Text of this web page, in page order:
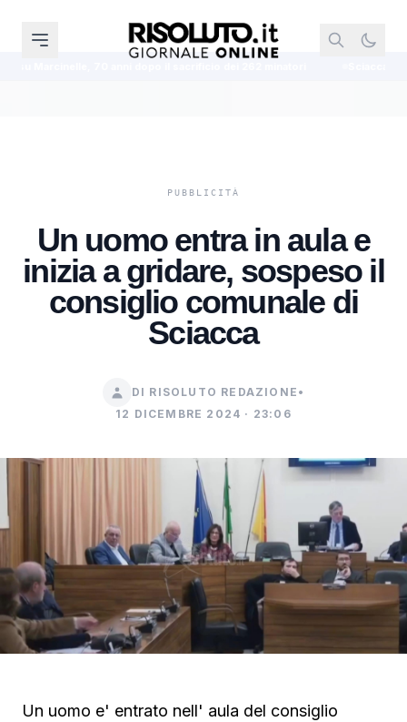
Un uomo entra in aula e
inizia a gridare, sospeso il
consiglio comunale di
Sciacca
DI RISOLUTO REDAZIONE •
12 DICEMBRE 2024 · 23:06
Un uomo e' entrato nell' aula del consiglio